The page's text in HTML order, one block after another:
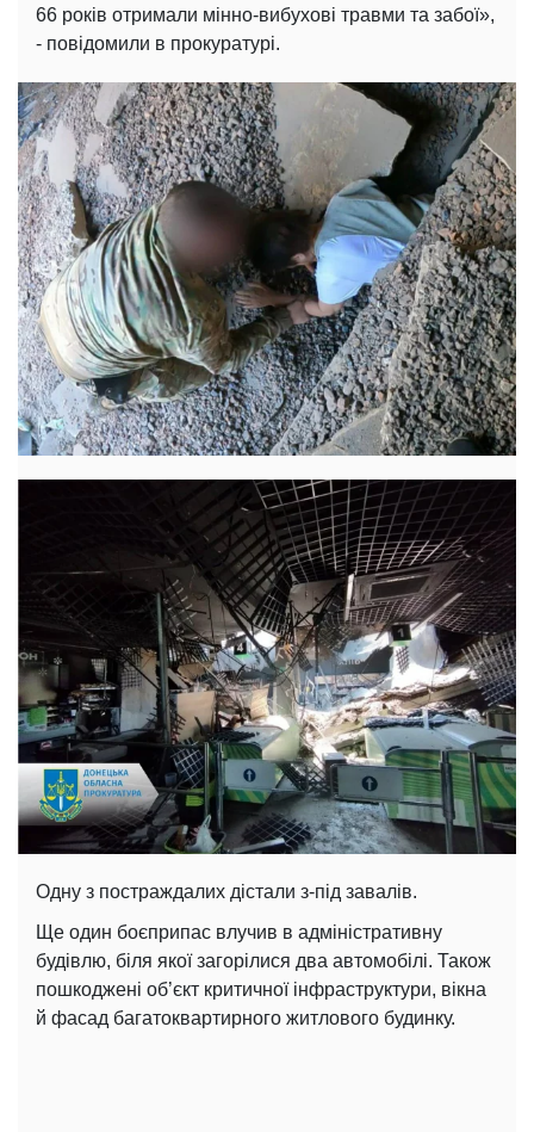
66 років отримали мінно-вибухові травми та забої»,
- повідомили в прокуратурі.
Одну з постраждалих дістали з-під завалів.
Ще один боєприпас влучив в адміністративну
будівлю, біля якої загорілися два автомобілі. Також
пошкоджені об’єкт критичної інфраструктури, вікна
й фасад багатоквартирного житлового будинку.